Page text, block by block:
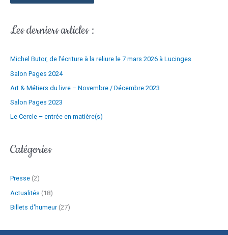
:m
i
l
Les derniers articles :
Michel Butor, de l’écriture à la reliure le 7 mars 2026 à Lucinges
Salon Pages 2024
Art & Métiers du livre – Novembre / Décembre 2023
Salon Pages 2023
Le Cercle – entrée en matière(s)
Catégories
Presse (2)
Actualités (18)
Billets d'humeur(27)